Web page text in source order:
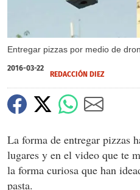
Entregar pizzas por medio de
2016-03-22
REDACCIÓN DIEZ
La forma de entregar pizzas
lugares y en el video que te
la forma curiosa que han
pasta.